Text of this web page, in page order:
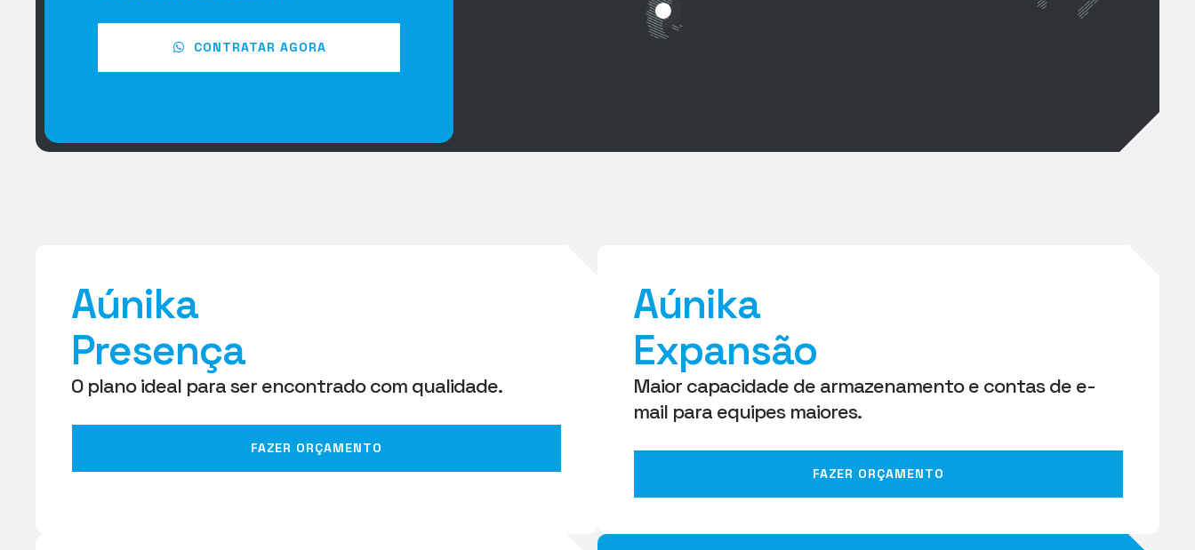
CONTRATAR AGORA
Aúnika
Presença
O plano ideal para ser encontrado com qualidade.
FAZER ORÇAMENTO
Aúnika
Expansão
Maior capacidade de armazenamento e contas de e-
mail para equipes maiores.
FAZER ORÇAMENTO